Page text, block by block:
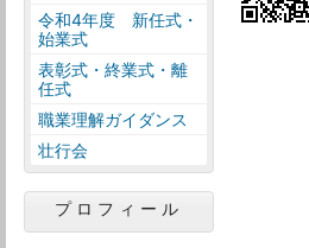
令和4年度 新任式・
始業式
表彰式・終業式・離
任式
職業理解ガイダンス
壮行会
プロフィール